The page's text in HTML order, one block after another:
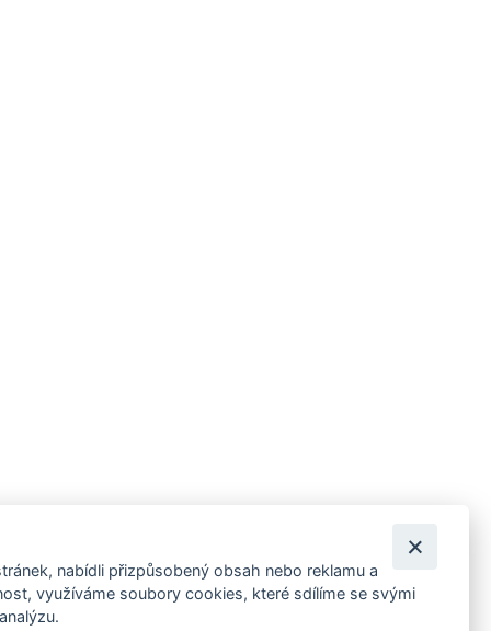
pozvánky na kulturní a sportovní akce?
nabídli přizpůsobený obsah nebo reklamu a
využíváme soubory cookies, které sdílíme se svými